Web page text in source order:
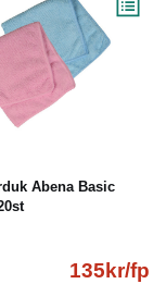
Abena Basic
135kr/fp